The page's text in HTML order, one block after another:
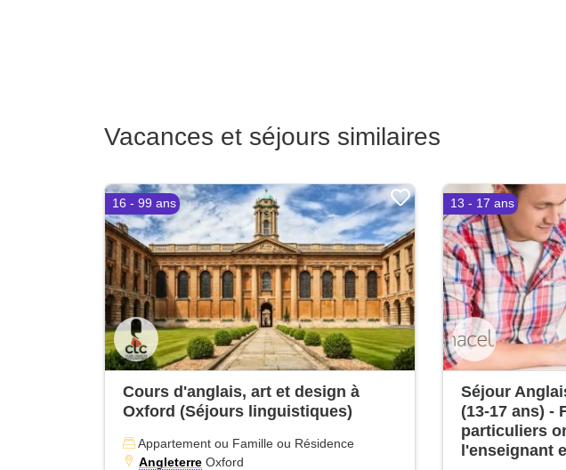
Vacances et séjours similaires
16 - 99 ans
Cours d'anglais, art et design à
Oxford (Séjours linguistiques)
Appartement ou Famille ou Résidence
Angleterre Oxford
13 - 17 ans
Séjour
(13-17 ans) -
particuliers
l'enseignant